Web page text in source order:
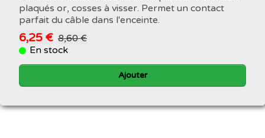
plaqués or, cosses à visser. Permet un contact
parfait du câble dans l'enceinte.
6,25 € 8,60 €
En stock
Ajouter